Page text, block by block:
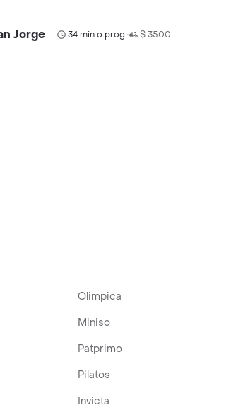
Jorge 34 min o prog.• $ 3500
Olimpica
Miniso
Patprimo
Pilatos
Invicta